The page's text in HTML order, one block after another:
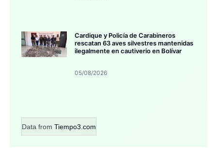
Cardique y Policía de Carabineros
rescatan 63 aves silvestres mantenidas
ilegalmente en cautiverio en Bolívar
05/08/2026
Data from Tiempo3.com